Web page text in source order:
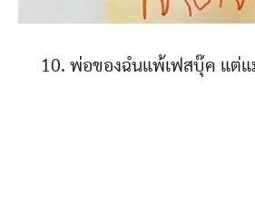
10. พ่อของฉํนแพ้เฟสบุ๊ค แต่